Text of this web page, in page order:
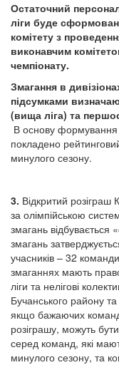
Остаточний
ліги буде
комітету з
виконавчим
чемпіонату.
Змагання в
підсумками
(вища ліга) та
В основу формування
покладено
минулого сезону.
3. Відкритий розіграш
за олімпійською
змагань
змагань
учасників – 32
змаганнях мають
ліги та нелігові
Бучанського району
якщо бажаючих команд
розіграшу, можуть
серед команд, які
минулого сезону, та